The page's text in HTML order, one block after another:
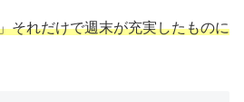
それだけで週末が充実したものに